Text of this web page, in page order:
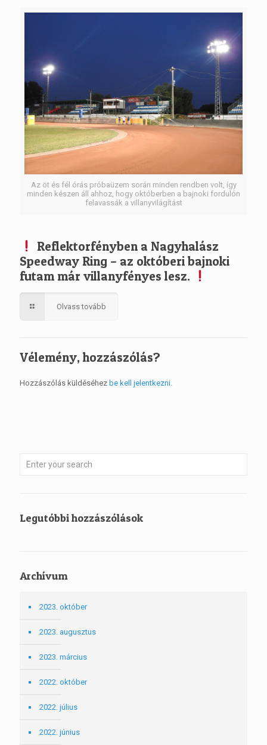
Az öt és fél órás próbaüzem során minden rendben volt, így
minden készen áll ahhoz, hogy októberben a bajnoki fordulón
felavassák a villanyvilágítást
Reflektorfényben a Nagyhalász
Speedway Ring – az októberi bajnoki
futam már villanyfényes lesz.
Olvass tovább
Vélemény, hozzászólás?
Hozzászólás küldéséhez be kell jelentkezni
Legutóbbi hozzászólások
Archívum
2023. október
2023. augusztus
2023. március
2022. október
2022. július
2022. június